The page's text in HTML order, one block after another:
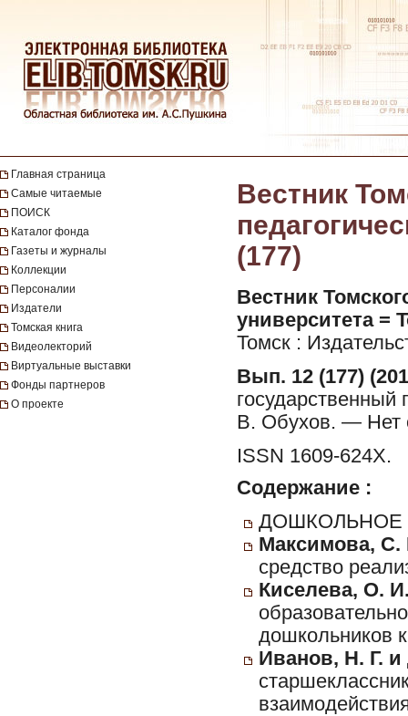
Главная страница
Самые читаемые
ПОИСК
Каталог фонда
Газеты и журналы
Коллекции
Персоналии
Издатели
Томская книга
Видеолекторий
Виртуальные выставки
Фонды партнеров
О проекте
Вестник
(177)
Вестник
университета =
Томск :
Вып. 12 (177)
государственный
В. Обухов. — Нет
ISSN 1609-624Х.
Содержание :
ДОШКОЛЬНОЕ
Максимова, С.
средство
Киселева, О.
дошкольников
Иванов, Н. Г. и